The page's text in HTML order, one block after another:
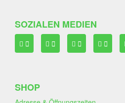
SOZIALEN MEDIEN
SHOP